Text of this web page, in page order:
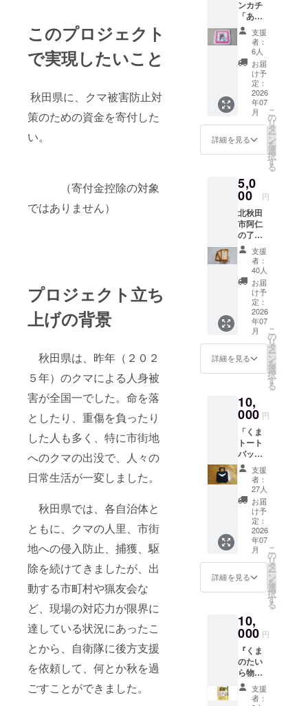
このプロジェクト
で実現したいこと
秋田県に、クマ被害防止対
策のための資金を寄付した
い。
（寄付金控除の対象
ではありません）
プロジェクト立ち
上げの背景
秋田県は、昨年（２０２
５年）のクマによる人身被
害が全国一でした。命を落
としたり、重傷を負ったり
した人も多く、特に市街地
へのクマの出没で、人々の
日常生活が一変しました。
秋田県では、各自治体と
ともに、クマの人里、市街
地への侵入防止、捕獲、駆
除を続けてきましたが、出
動する市町村や猟友会な
ど、現場の対応力が限界に
達している状況にあったこ
とから、自衛隊に後方支援
を依頼して、何とか秋を過
ごすことができました。
人気の
イベン
ト車両
マタギ
号、笑
EMI(え
み)、秋
田縄文
号のの
クリア
ファイ
ルセッ
ト。
ンカチ
「あき
たいぬ
だも
ん」。
小さい
お子さ
んに人
気で
す。サ
イズは
約20㎝
×20㎝。
綿
100%。
は生後
１か月
の子犬
です。
支援
者：
6人
お届
け予
定：
2026
年07
月
詳細を見る
こ
の
リ
タ
ー
ン
を
選
択
す
る
5,0
00 円
北秋田
市阿仁
の了月
舎農園
が作っ
たビス
コッ
ティ２
個入り
３袋
セッ
ト。 ビ
スコッ
ティは
イタリ
アの伝
焼き菓
子で
す。硬
めの菓
子なの
で、イ
タリア
では
コー
ヒーや
ワイン
などに
浸して
食べる
ことが
多いと
か。も
食べら
れま
す。 こ
のビス
コッ
ティは
了月舎
農園で
支援
者：
40人
お届
け予
定：
2026
年07
月
詳細を見る
こ
の
リ
タ
ー
ン
を
選
択
す
る
10,
000 円
「くま
トート
バッ
グ」。
ツキノ
ワグマ
の胸の
白い模
様をデ
ザイン
した
トート
バッグ
です。
袋
部分の
ズ 幅
36㎝,高
さ37㎝,
底マチ
11㎝
綿100%
キャン
支援
者：
27人
お届
け予
定：
2026
年07
月
詳細を見る
こ
の
リ
タ
ー
ン
を
選
択
す
る
10,
000 円
『くま
のたい
ら物
語』(大
穂耕一
支援
者：